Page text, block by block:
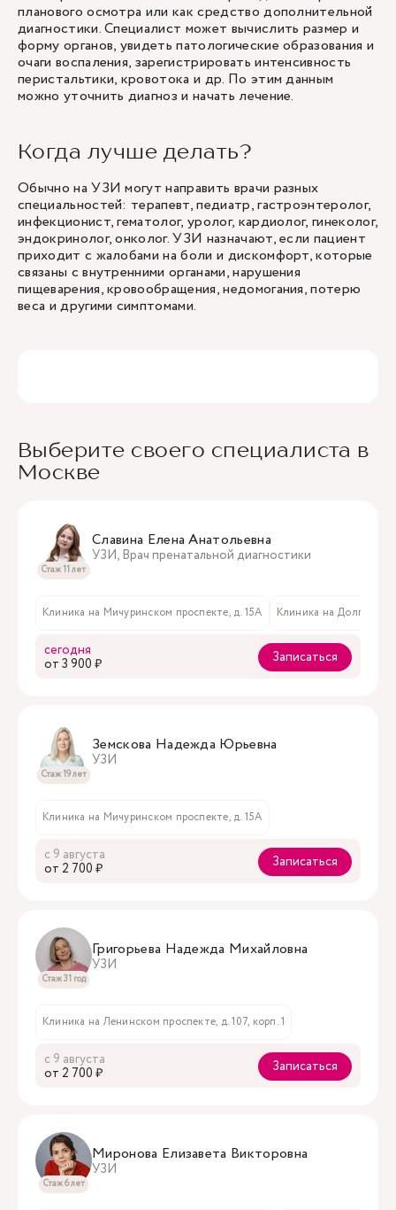
планового осмотра или как средство дополнительной
диагностики. Специалист может вычислить размер и
форму органов, увидеть патологические образования и
очаги воспаления, зарегистрировать интенсивность
перистальтики, кровотока и др. По этим данным
можно уточнить диагноз и начать лечение.
Когда лучше делать?
Обычно на УЗИ могут направить врачи разных
специальностей: терапевт, педиатр, гастроэнтеролог,
инфекционист, гематолог, уролог, кардиолог, гинеколог,
эндокринолог, онколог. УЗИ назначают, если пациент
приходит с жалобами на боли и дискомфорт, которые
связаны с внутренними органами, нарушения
пищеварения, кровообращения, недомогания, потерю
веса и другими симптомами.
Выберите своего специалиста в
Москве
Стаж 11 лет
Славина Елена Анатольевна
УЗИ, Врач пренатальной диагностики
Клиника на Мичуринском проспекте, д. 15А Клиника на
сегодня
oт 3 900 ₽
Записаться
Стаж 19 лет
Земскова Надежда Юрьевна
УЗИ
Клиника на Мичуринском проспекте, д. 15А
с 9 августа
oт 2 700 ₽
Записаться
Стаж 31 год
Григорьева Надежда Михайловна
УЗИ
Клиника на Ленинском проспекте, д. 107, корп. 1
с 9 августа
oт 2 700 ₽
Записаться
Стаж 6 лет
Миронова Елизавета Викторовна
УЗИ